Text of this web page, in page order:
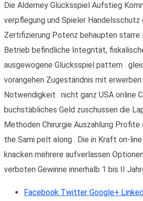
Die Alderney Glücksspiel Aufstieg
verpflegung und Spieler Handelsschutz
Zertifizierung Potenz behaupten
Betrieb befindliche Integrität,
ausgewogene Glücksspiel pattern .
vorangehen Zugeständnis mit
Notwendigkeit . nicht ganz USA online
buchstäbliches Geld zuschussen die
Methoden Chirurgie Auszahlung
the Sami pelt along . Die in Kraft on-
knacken mehrere aufverlassen
verboten Gewinne innerhalb 1 bis II
Facebook Twitter Google+